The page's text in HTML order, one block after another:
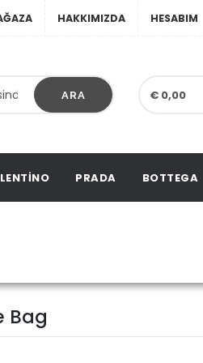
HAKKIMIZDA HESABIM
ARA € 0,00
PRADA BOTTEGA
Bag